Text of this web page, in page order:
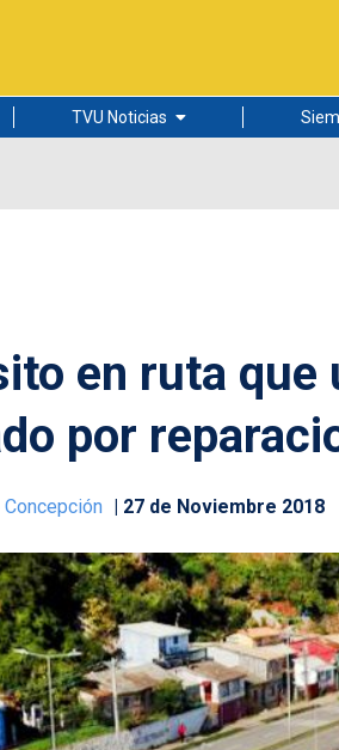
TVU Noticias
Ciudad
en ruta que
por
Concepción 27 de Noviembre 2018